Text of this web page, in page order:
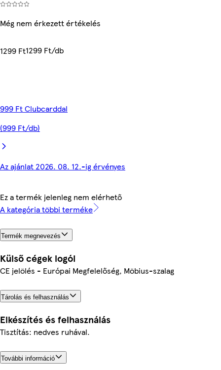
Még nem érkezett értékelés
1299 Ft1299 Ft/db
999 Ft Clubcarddal
(999 Ft/db)
Az ajánlat 2026. 08. 12.-ig érvényes
Ez a termék jelenleg nem elérhető
A kategória többi terméke
Termék megnevezés
Külső cégek logói
CE jelölés - Európai Megfelelőség, Möbius-szalag
Tárolás és felhasználás
Elkészítés és felhasználás
Tisztítás: nedves ruhával.
További információ